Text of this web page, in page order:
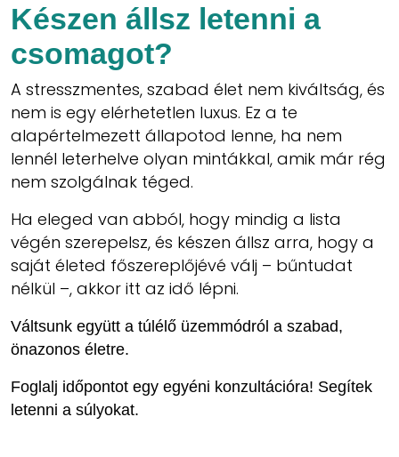
Készen állsz letenni a
csomagot?
A stresszmentes, szabad élet nem kiváltság, és
nem is egy elérhetetlen luxus. Ez a te
alapértelmezett állapotod lenne, ha nem
lennél leterhelve olyan mintákkal, amik már rég
nem szolgálnak téged.
Ha eleged van abból, hogy mindig a lista
végén szerepelsz, és készen állsz arra, hogy a
saját életed főszereplőjévé válj – bűntudat
nélkül –, akkor itt az idő lépni.
Váltsunk együtt a túlélő üzemmódról a szabad,
önazonos életre.
Foglalj időpontot egy egyéni konzultációra! Segítek
letenni a súlyokat.